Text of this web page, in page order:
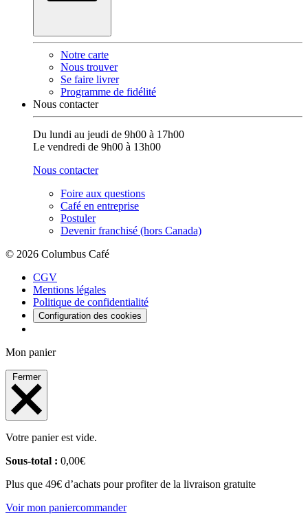
Notre carte
Nous trouver
Se faire livrer
Programme de fidélité
Nous contacter
Du lundi au jeudi de 9h00 à 17h00
Le vendredi de 9h00 à 13h00
Nous contacter
Foire aux questions
Café en entreprise
Postuler
Devenir franchisé (hors Canada)
© 2026 Columbus Café
CGV
Mentions légales
Politique de confidentialité
Configuration des cookies
Mon panier
Fermer
Votre panier est vide.
Sous-total : 0,00€
Plus que 49€ d’achats pour profiter de la livraison gratuite
Voir mon paniercommander